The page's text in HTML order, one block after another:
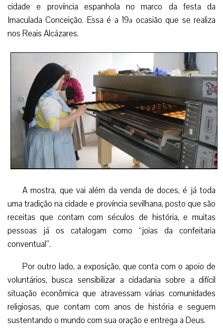
cidade e província espanhola no marco da festa da
Imaculada Conceição. Essa é a 19ª ocasião que se realiza
nos Reais Alcázares.
A mostra, que vai além da venda de doces, é já toda
uma tradição na cidade e província sevilhana, posto que são
receitas que contam com séculos de história, e muitas
pessoas já os catalogam como “joias da confeitaria
conventual”.
Por outro lado, a exposição, que conta com o apoio de
voluntários, busca sensibilizar a cidadania sobre a difícil
situação econômica que atravessam várias comunidades
religiosas, que contam com anos de história e seguem
sustentando o mundo com sua oração e entrega a Deus.